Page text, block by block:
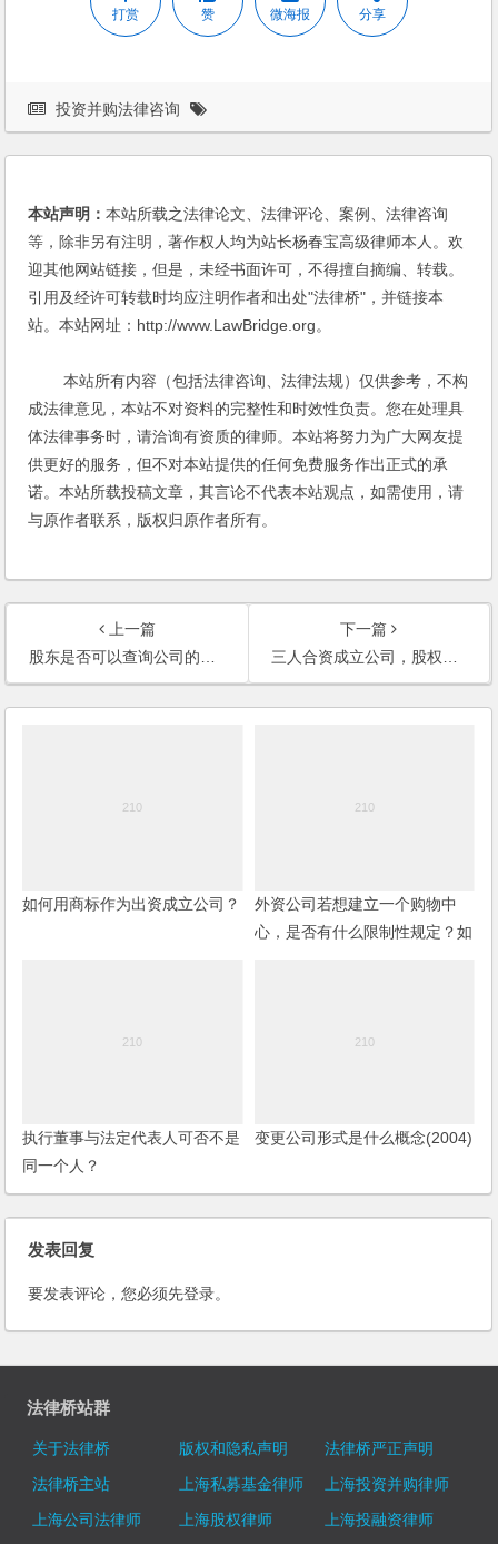
打赏 赞 微海报 分享
投资并购法律咨询
本站声明：本站所载之法律论文、法律评论、案例、法律咨询
等，除非另有注明，著作权人均为站长杨春宝高级律师本人。欢
迎其他网站链接，但是，未经书面许可，不得擅自摘编、转载。
引用及经许可转载时均应注明作者和出处"法律桥"，并链接本
站。本站网址：http://www.LawBridge.org。
本站所有内容（包括法律咨询、法律法规）仅供参考，不构
成法律意见，本站不对资料的完整性和时效性负责。您在处理具
体法律事务时，请洽询有资质的律师。本站将努力为广大网友提
供更好的服务，但不对本站提供的任何免费服务作出正式的承
诺。本站所载投稿文章，其言论不代表本站观点，如需使用，请
与原作者联系，版权归原作者所有。
上一篇
股东是否可以查询公司的财务帐目？查询费用由谁承担？
下一篇
三人合资成立公司，股权比例如何分配？
如何用商标作为出资成立公司？
外资公司若想建立一个购物中
心，是否有什么限制性规定？如
执行董事与法定代表人可否不是
同一个人？
变更公司形式是什么概念(2004)
发表回复
要发表评论，您必须先登录。
法律桥站群
关于法律桥 版权和隐私声明
法律桥严正声明
法律桥主站
上海私募基金律师
上海投资并购律师
上海公司法律师
上海股权律师
上海投融资律师